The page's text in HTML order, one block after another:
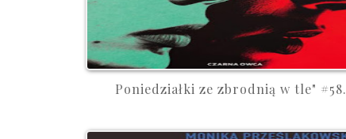
Poniedziałki ze zbrodnią w tle"